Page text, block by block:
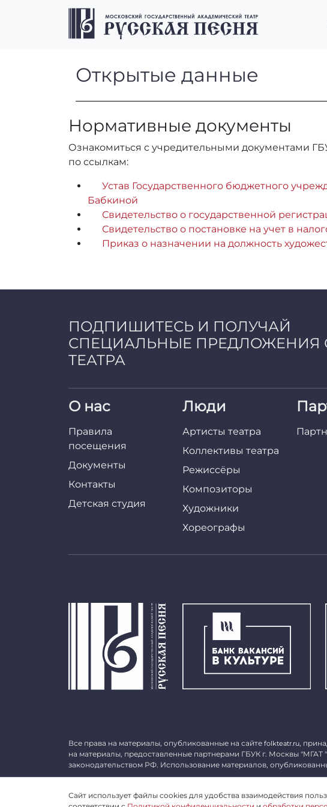
Перейти к содержимому
Перейти к футеру
Открытые данные
Открытые данные
Нормативные документы
Ознакомиться с учредительными документами
по ссылкам:
Устав Государственного бюджетного
Бабкиной
Свидетельство о государственной
Свидетельство о постановке на учет в
Приказ о назначении на должность
ПОДПИШИТЕСЬ И ПОЛУЧАЙ
СПЕЦИАЛЬНЫЕ ПРЕДЛОЖЕНИЯ
ТЕАТРА
О нас
Правила
посещения
Документы
Контакты
Детская студия
Люди
Артисты театра
Коллективы театра
Режиссёры
Композиторы
Художники
Хореографы
Все права на материалы, опубликованные на сайте folkteatr.ru,
на материалы, предоставленные партнерами ГБУК г. Москвы "МГАТ
законодательством РФ. Использование материалов,
Сайт использует файлы cookies для удобства взаимодействия